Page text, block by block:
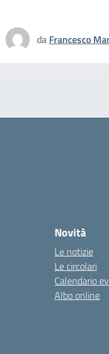
da Francesco
Novità
Le notizie
Le circolari
Calendario
Albo online